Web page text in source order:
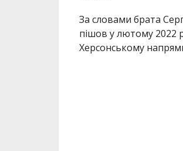
За словами брата
пішов у лютому 2022
Херсонському